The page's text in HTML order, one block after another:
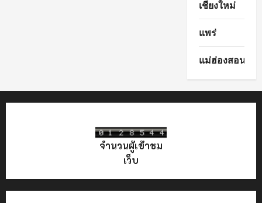
เชียงใหม่
แพร่
แม่ฮ่องสอน
จำนวนผู้เข้าชม
เว็บ